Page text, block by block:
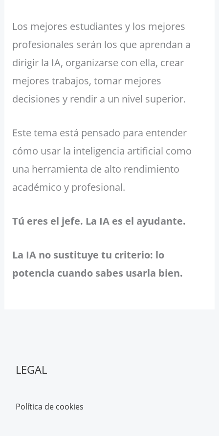
Los mejores estudiantes y los mejores
profesionales serán los que aprendan a
dirigir la IA, organizarse con ella, crear
mejores trabajos, tomar mejores
decisiones y rendir a un nivel superior.
Este tema está pensado para entender
cómo usar la inteligencia artificial como
una herramienta de alto rendimiento
académico y profesional.
Tú eres el jefe. La IA es el ayudante.
La IA no sustituye tu criterio: lo
potencia cuando sabes usarla bien.
LEGAL
Política de cookies